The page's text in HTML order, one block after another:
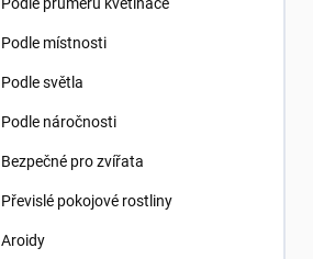
Podle místnosti
Podle světla
Podle náročnosti
Bezpečné pro zvířata
Převislé pokojové rostliny
Aroidy